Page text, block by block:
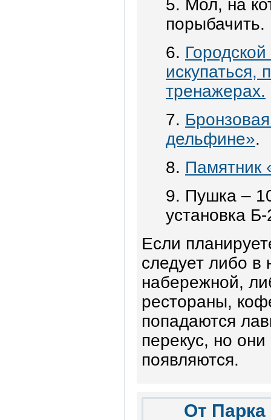
5. Мол, на
6.
искупаться,
тренажерах.
7.
дельфине».
8. Памятник
9. Пушка –
установка
Если
следует либо в
набережной,
рестораны,
попадаются
перекус, но
появляются.
От